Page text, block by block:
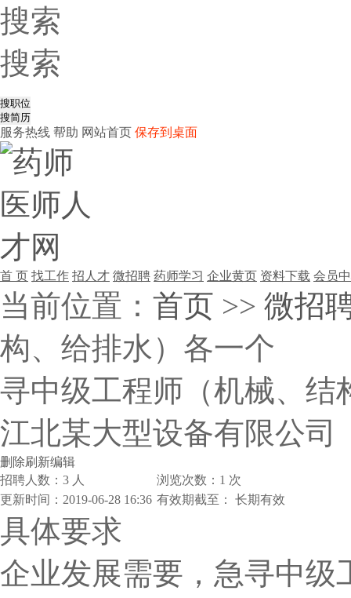
搜索
搜索
服务热线 帮助 网站首页 保存到桌面
首 页 找工作 招人才 微招聘 药师学习 企业黄页 资料下载 会员
当前位置： 首页 >> 微招
构、给排水）各一个
寻中级工程师（机械、结
江北某大型设备有限公司
删除刷新编辑
招聘人数：3 人
浏览次数： 1 次
更新时间：2019-06-28 16:36 有效期截至： 长期有效
具体要求
企业发展需要，急寻中级